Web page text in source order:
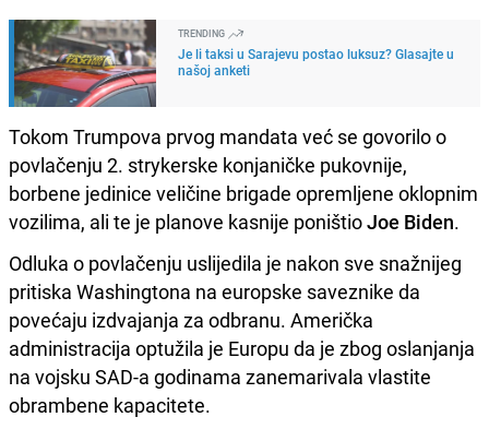
TRENDING
Je li taksi u Sarajevu postao luksuz? Glasajte u
našoj anketi
Tokom Trumpova prvog mandata već se govorilo o
povlačenju 2. strykerske konjaničke pukovnije,
borbene jedinice veličine brigade opremljene oklopnim
vozilima, ali te je planove kasnije poništioJoe Biden.
Odluka o povlačenju uslijedila je nakon sve snažnijeg
pritiska Washingtona na europske saveznike da
povećaju izdvajanja za odbranu. Američka
administracija optužila je Europu da je zbog oslanjanja
na vojsku SAD-a godinama zanemarivala vlastite
obrambene kapacitete.